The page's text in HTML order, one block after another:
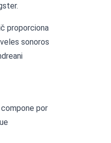
proporciona
sonoros
por